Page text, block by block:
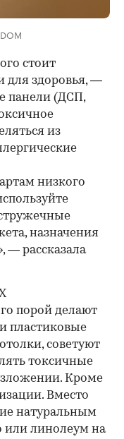
стоит
для здоровья, —
панели (ДСП,
из
низкого
назначения
— рассказала
порой делают
пластиковые
советуют
токсичные
Кроме
Вместо
натуральным
или линолеум на